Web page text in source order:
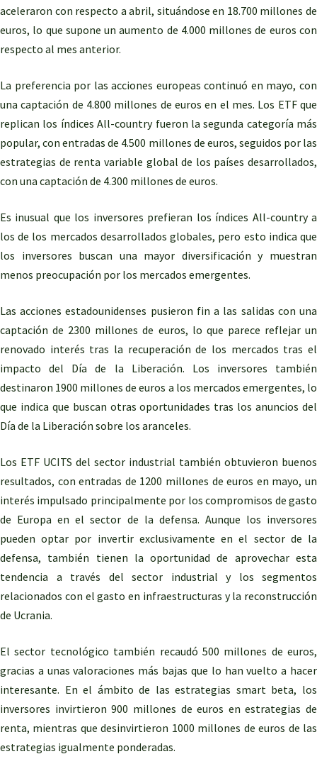
aceleraron con respecto a abril, situándose en 18.700 millones de
euros, lo que supone un aumento de 4.000 millones de euros con
respecto al mes anterior.
La preferencia por las acciones europeas continuó en mayo, con
una captación de 4.800 millones de euros en el mes. Los ETF que
replican los índices All-country fueron la segunda categoría más
popular, con entradas de 4.500 millones de euros, seguidos por las
estrategias de renta variable global de los países desarrollados,
con una captación de 4.300 millones de euros.
Es inusual que los inversores prefieran los índices All-country a
los de los mercados desarrollados globales, pero esto indica que
los inversores buscan una mayor diversificación y muestran
menos preocupación por los mercados emergentes.
Las acciones estadounidenses pusieron fin a las salidas con una
captación de 2300 millones de euros, lo que parece reflejar un
renovado interés tras la recuperación de los mercados tras el
impacto del Día de la Liberación. Los inversores también
destinaron 1900 millones de euros a los mercados emergentes, lo
que indica que buscan otras oportunidades tras los anuncios del
Día de la Liberación sobre los aranceles.
Los ETF UCITS del sector industrial también obtuvieron buenos
resultados, con entradas de 1200 millones de euros en mayo, un
interés impulsado principalmente por los compromisos de gasto
de Europa en el sector de la defensa. Aunque los inversores
pueden optar por invertir exclusivamente en el sector de la
defensa, también tienen la oportunidad de aprovechar esta
tendencia a través del sector industrial y los segmentos
relacionados con el gasto en infraestructuras y la reconstrucción
de Ucrania.
El sector tecnológico también recaudó 500 millones de euros,
gracias a unas valoraciones más bajas que lo han vuelto a hacer
interesante. En el ámbito de las estrategias smart beta, los
inversores invirtieron 900 millones de euros en estrategias de
renta, mientras que desinvirtieron 1000 millones de euros de las
estrategias igualmente ponderadas.